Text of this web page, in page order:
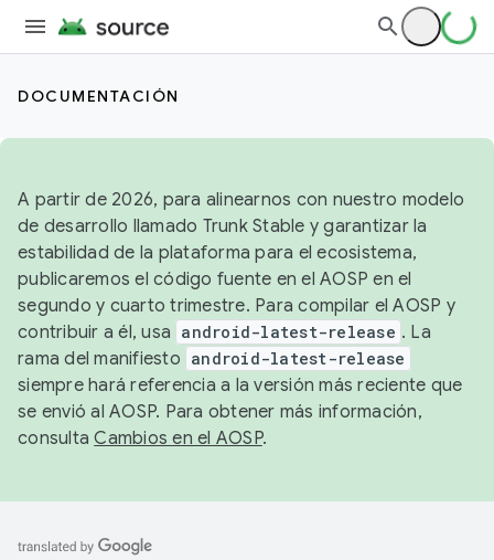
DOCUMENTACIÓN
A partir de 2026, para alinearnos con nuestro modelo
de desarrollo llamado Trunk Stable y garantizar la
estabilidad de la plataforma para el ecosistema,
publicaremos el código fuente en el AOSP en el
segundo y cuarto trimestre. Para compilar el AOSP y
contribuir a él, usa android-latest-release . La
rama del manifiesto android-latest-release
siempre hará referencia a la versión más reciente que
se envió al AOSP. Para obtener más información,
consultaCambios en el AOSP.